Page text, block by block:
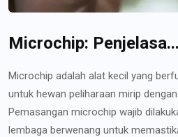
Microchip: Penjelasa...
Microchip adalah alat kecil yang
untuk hewan peliharaan mirip
Pemasangan microchip wajib
lembaga berwenang untuk